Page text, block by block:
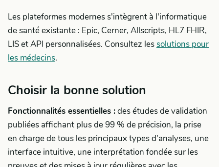
Les plateformes modernes s'intègrent à l'informatique
de santé existante : Epic, Cerner, Allscripts, HL7 FHIR,
LIS et API personnalisées. Consultez lessolutions pour
les médecins.
Choisir la bonne solution
Fonctionnalités essentielles :des études de validation
publiées affichant plus de 99 % de précision, la prise
en charge de tous les principaux types d'analyses, une
interface intuitive, une interprétation fondée sur les